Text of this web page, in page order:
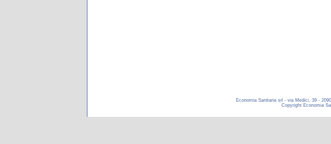
Economia Sanitaria srl - via Medici, 39 -
Copyright Economia